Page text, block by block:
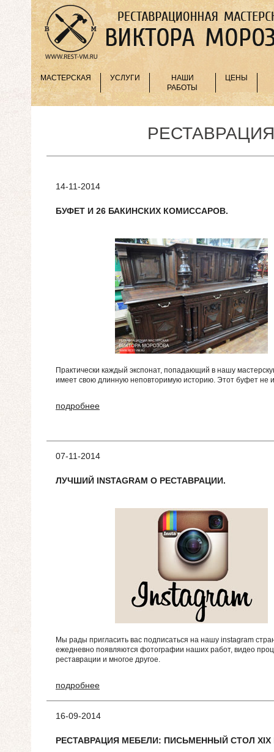
МАСТЕРСКАЯ УСЛУГИ
НАШИ
РАБОТЫ
ЦЕНЫ
14-11-2014
БУФЕТ И 26 БАКИНСКИХ КОМИССАРОВ.
Практически каждый экспонат, попадающий в нашу
имеет свою длинную неповторимую историю. Этот буфет не
подробнее
07-11-2014
ЛУЧШИЙ INSTAGRAM О РЕСТАВРАЦИИ.
Мы рады пригласить вас подписаться на нашу instagram
ежедневно появляются фотографии наших работ, видео
реставрации и многое другое.
подробнее
16-09-2014
РЕСТАВРАЦИЯ МЕБЕЛИ: ПИСЬМЕННЫЙ СТОЛ XIX